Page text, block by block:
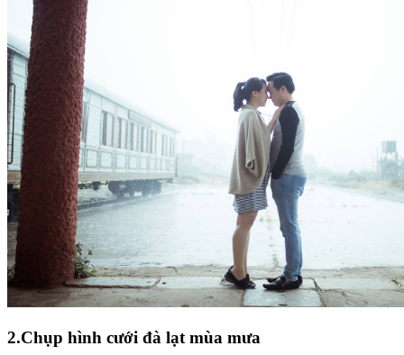
2.Chụp hình cưới đà lạt mùa mưa